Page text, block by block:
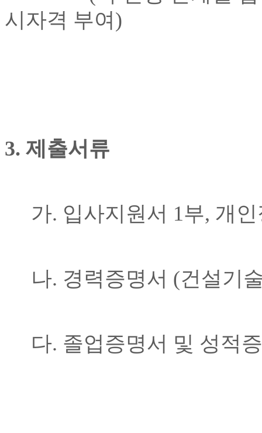
시자격 부여 )
3. 제출서류
가. 입사지원서 1부, 개
나. 경력증명서 (건설기
다. 졸업증명서 및 성적